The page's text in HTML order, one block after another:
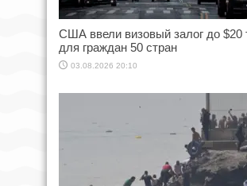
США ввели визовый залог до $20
для граждан 50 стран
03.08.2026 20:10